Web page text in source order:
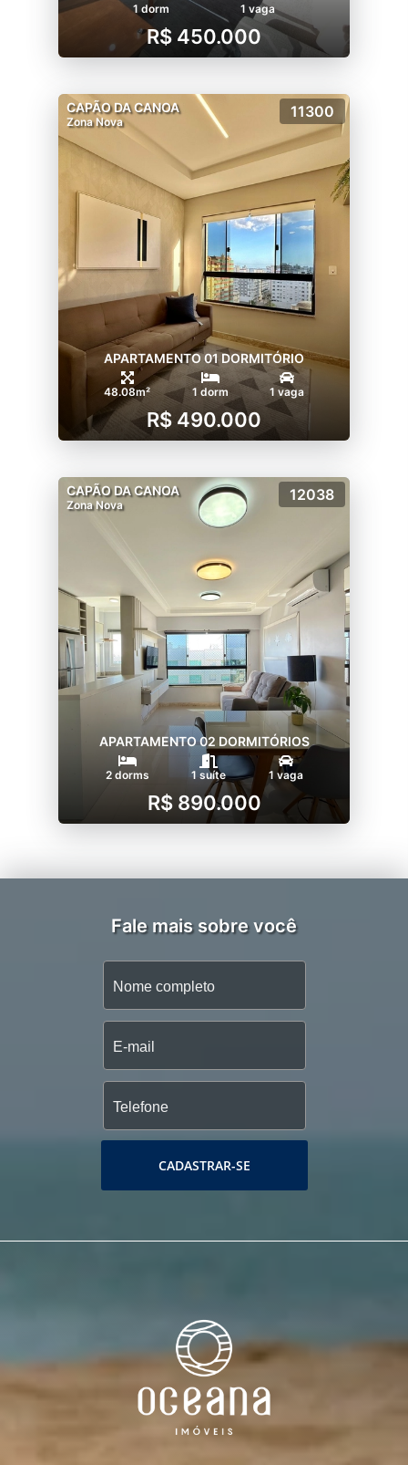
1 dorm 1 vaga
R$ 450.000
CAPÃO DA CANOA
Zona Nova
11300
APARTAMENTO 01 DORMITÓRIO
48.08m² 1 dorm 1 vaga
R$ 490.000
CAPÃO DA CANOA
Zona Nova
12038
APARTAMENTO 02 DORMITÓRIOS
2 dorms 1 suíte 1 vaga
R$ 890.000
Fale mais sobre você
CADASTRAR-SE